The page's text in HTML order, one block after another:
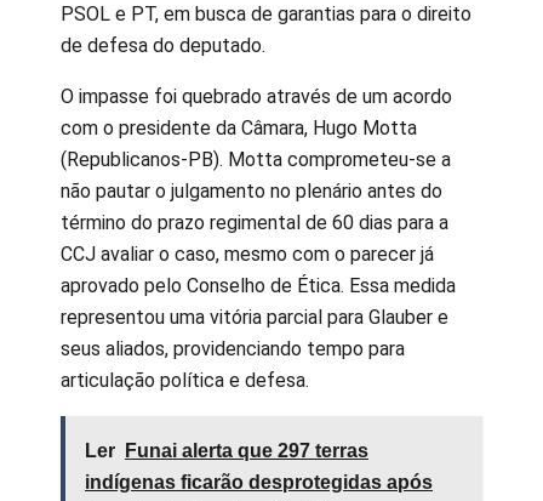
PSOL e PT, em busca de garantias para o direito
de defesa do deputado.
O impasse foi quebrado através de um acordo
com o presidente da Câmara, Hugo Motta
(Republicanos-PB). Motta comprometeu-se a
não pautar o julgamento no plenário antes do
término do prazo regimental de 60 dias para a
CCJ avaliar o caso, mesmo com o parecer já
aprovado pelo Conselho de Ética. Essa medida
representou uma vitória parcial para Glauber e
seus aliados, providenciando tempo para
articulação política e defesa.
Ler
Funai alerta que 297 terras
indígenas ficarão desprotegidas após